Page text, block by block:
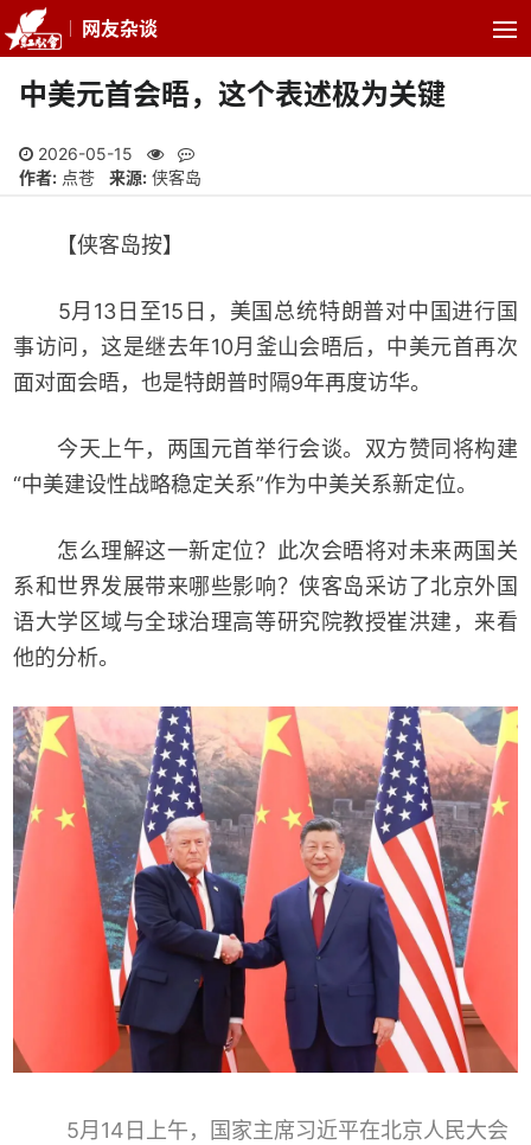
网友杂谈
中美元首会晤，这个表述极为关键
2026-05-15
作者: 点苍 来源: 侠客岛
【侠客岛按】
5月13日至15日，美国总统特朗普对中国进行国
事访问，这是继去年10月釜山会晤后，中美元首再次
面对面会晤，也是特朗普时隔9年再度访华。
今天上午，两国元首举行会谈。双方赞同将构建
“中美建设性战略稳定关系”作为中美关系新定位。
怎么理解这一新定位？此次会晤将对未来两国关
系和世界发展带来哪些影响？侠客岛采访了北京外国
语大学区域与全球治理高等研究院教授崔洪建，来看
他的分析。
5月14日上午，国家主席习近平在北京人民大会